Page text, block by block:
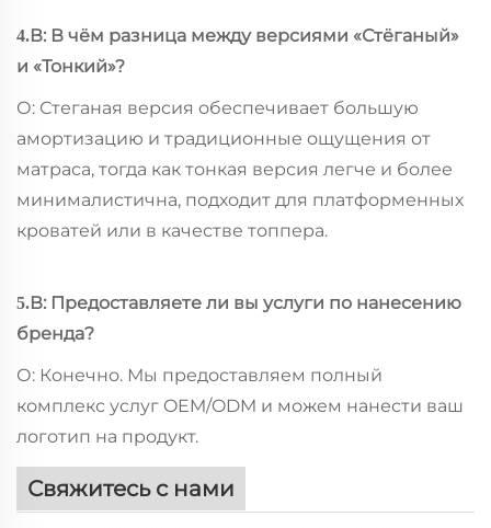
4.В: В чём разница между версиями «Стёганый»
и «Тонкий»?
О: Стеганая версия обеспечивает большую
амортизацию и традиционные ощущения от
матраса, тогда как тонкая версия легче и более
минималистична, подходит для платформенных
кроватей или в качестве топпера.
5.В: Предоставляете ли вы услуги по нанесению
бренда?
О: Конечно. Мы предоставляем полный
комплекс услуг OEM/ODM и можем нанести ваш
логотип на продукт.
Свяжитесь с нами